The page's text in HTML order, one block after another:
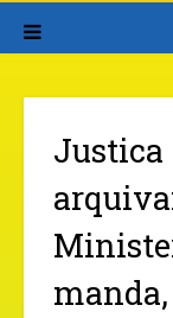
Justica